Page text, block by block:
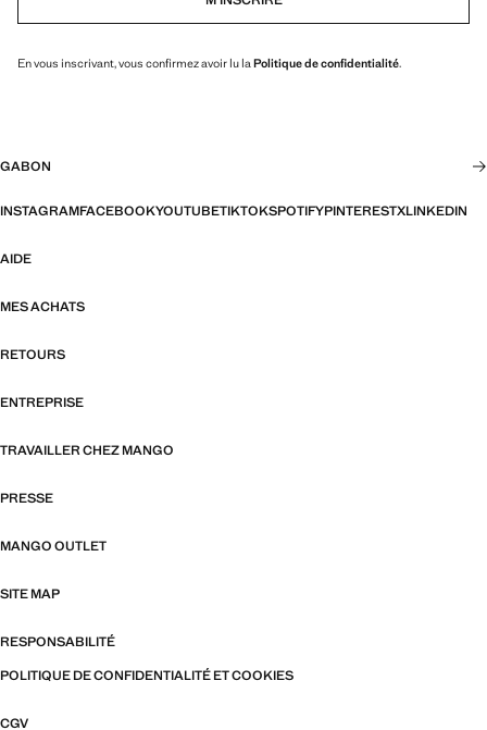
En vous inscrivant, vous confirmez avoir lu la Politique de confidentialité.
GABON
INSTAGRAMFACEBOOKYOUTUBETIKTOKSPOTIFYPINTERESTXLINKEDIN
AIDE
MES ACHATS
RETOURS
ENTREPRISE
TRAVAILLER CHEZ MANGO
PRESSE
MANGO OUTLET
SITE MAP
RESPONSABILITÉ
POLITIQUE DE CONFIDENTIALITÉ ET COOKIES
CGV